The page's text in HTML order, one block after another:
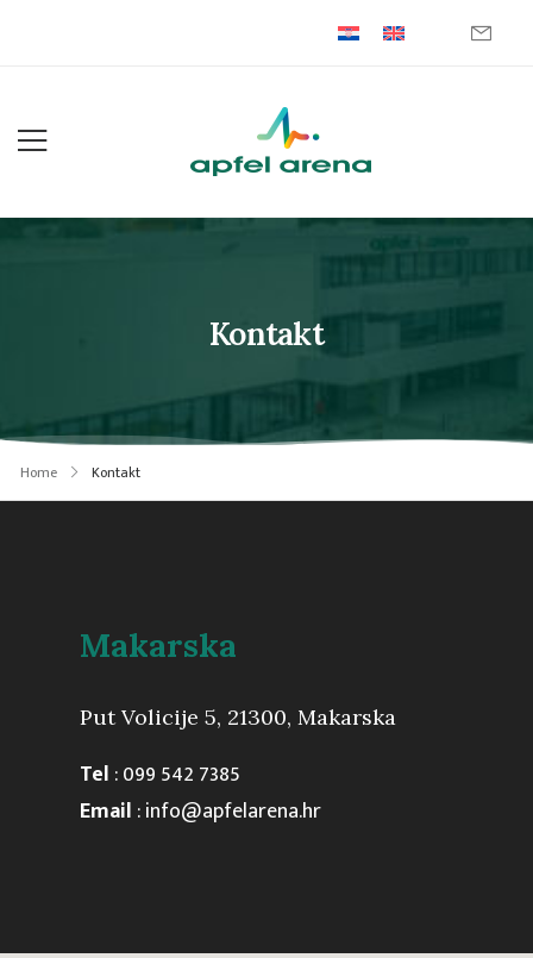
Kontakt
Home Kontakt
Makarska
Put Volicije 5, 21300, Makarska
Tel :099 542 7385
Email :info@apfelarena.hr